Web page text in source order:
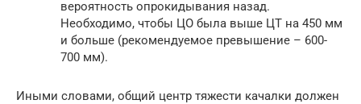
вероятность опрокидывания назад.
Необходимо, чтобы ЦО была выше ЦТ на 450 мм
и больше (рекомендуемое превышение – 600-
700 мм).
Иными словами, общий центр тяжести качалки должен